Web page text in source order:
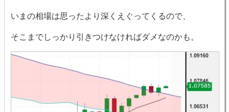
いまの相場は思ったより深くえぐってくるので、
そこまでしっかり引きつけなければダメなのかも。